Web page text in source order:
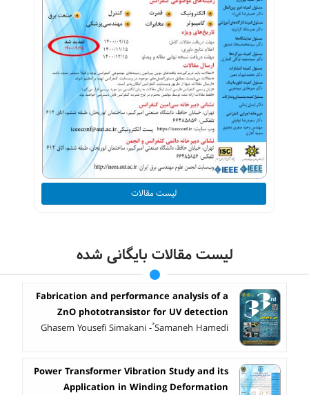
لیست مقالات
لیست مقالات بایگانی شده
Fabrication and performance analysis of a
ZnO phototransistor for UV detection
Ghasem Yousefi Simakani - ُSamaneh Hamedi
Power Transformer Vibration Study and its
Application in Winding Deformation